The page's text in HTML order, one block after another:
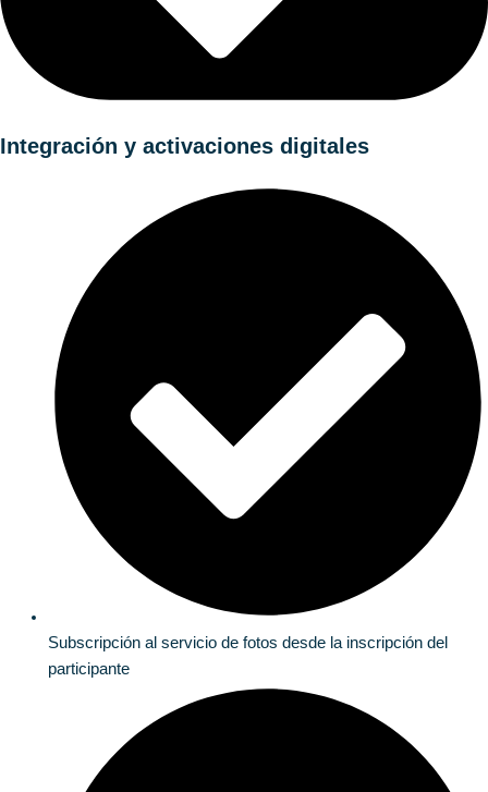
Integración y activaciones digitales
Subscripción al servicio de fotos desde la inscripción del
participante